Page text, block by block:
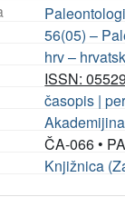
56(05) –
hrv –
ISSN:
časopis |
ČA-066 •
Knjižnica